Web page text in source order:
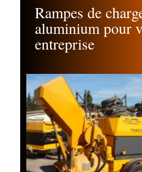
Rampes de
aluminium pour
entreprise